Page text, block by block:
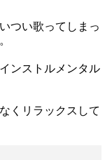
つい歌ってしまっ
ンストルメンタル
くリラックスして